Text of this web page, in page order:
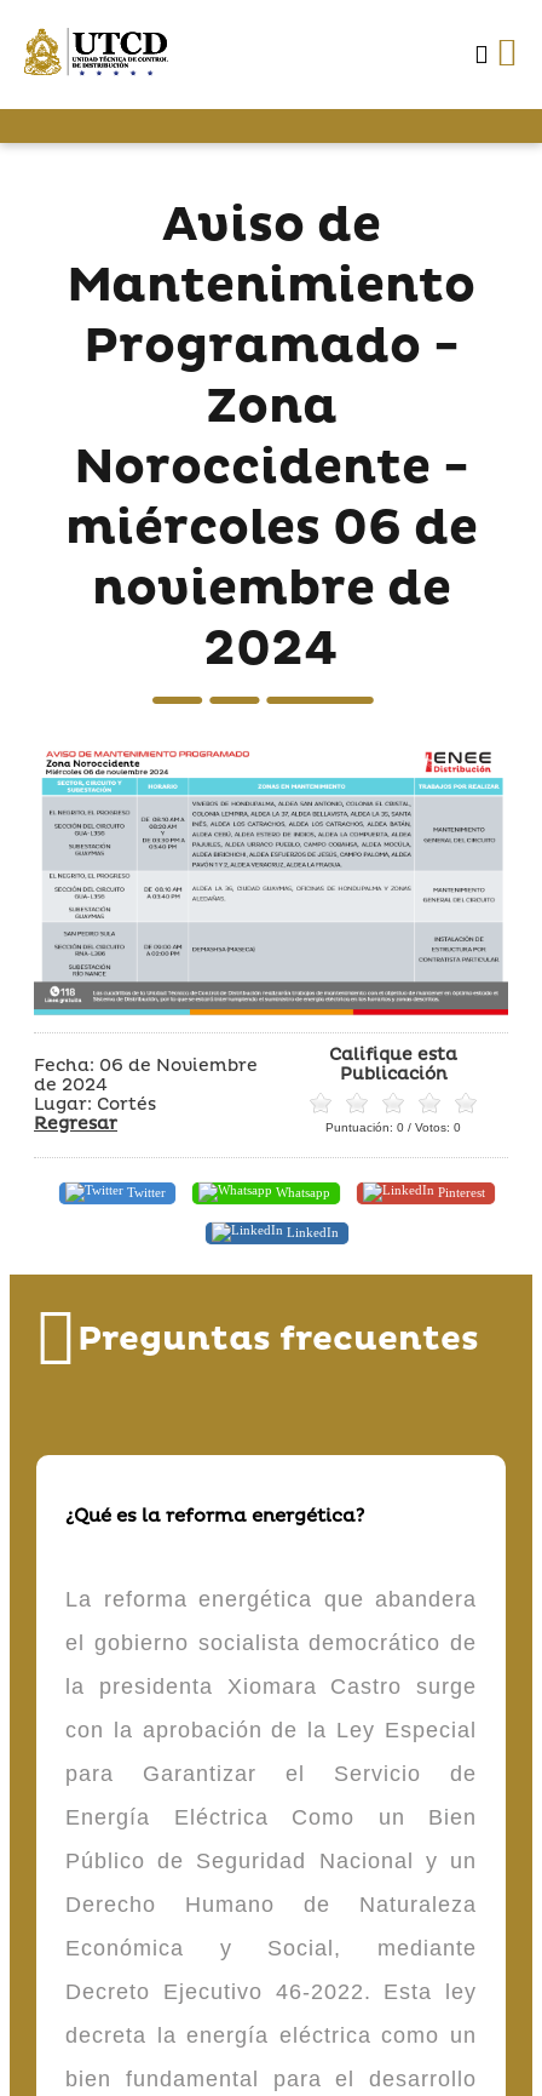
Aviso de
Mantenimiento
Programado -
Zona
Noroccidente -
miércoles 06 de
noviembre de
2024
Fecha: 06 de Noviembre
de 2024
Lugar: Cortés
Regresar
Califique esta
Publicación
Puntuación: 0 / Votos: 0
Twitter Whatsapp Pinterest
LinkedIn
Preguntas frecuentes
¿Qué es la reforma energética?
La reforma energética que abandera
el gobierno socialista democrático de
la presidenta Xiomara Castro surge
con la aprobación de la Ley Especial
para Garantizar el Servicio de
Energía Eléctrica Como un Bien
Público de Seguridad Nacional y un
Derecho Humano de Naturaleza
Económica y Social, mediante
Decreto Ejecutivo 46-2022. Esta ley
decreta la energía eléctrica como un
bien fundamental para el desarrollo